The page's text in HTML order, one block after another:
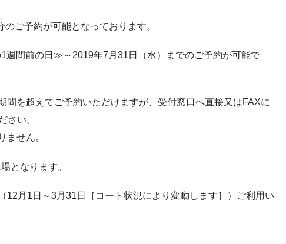
ご予約が可能となっております。
週間前の日≫～2019年7月31日（水）までのご予約が可能で
間を超えてご予約いただけますが、受付窓口へ直接又はFAXに
さい。
ません。
となります。
月1日～3月31日［コート状況により変動します］）ご利用い